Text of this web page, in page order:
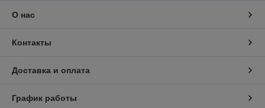
О нас
Контакты
Доставка и оплата
График работы